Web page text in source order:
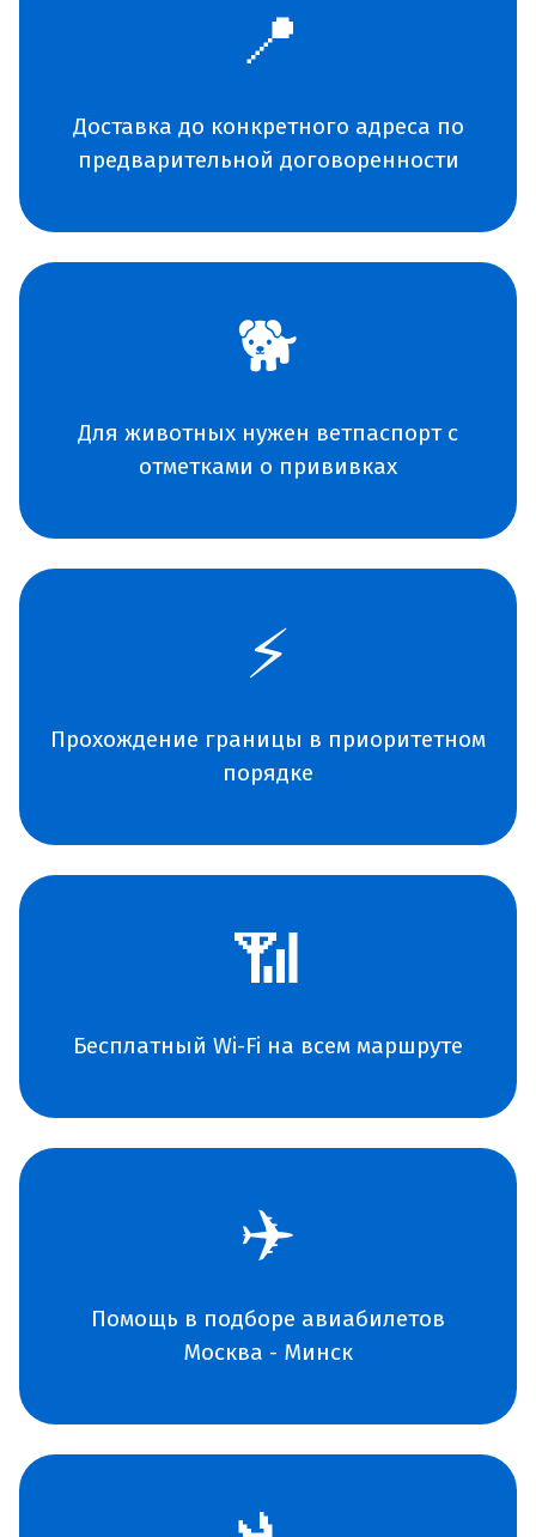
📍
Доставка до конкретного адреса по
предварительной договоренности
🐕
Для животных нужен ветпаспорт с
отметками о прививках
⚡
Прохождение границы в приоритетном
порядке
📶
Бесплатный Wi-Fi на всем маршруте
✈️
Помощь в подборе авиабилетов
Москва - Минск